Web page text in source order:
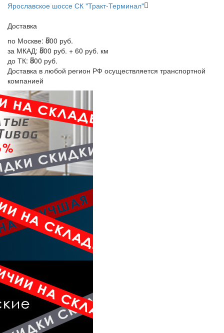
Ярославское шоссе СК "Тракт-Терминал"
Доставка
по Москве: 800 руб.
за МКАД: 800 руб. + 60 руб. км
до ТК: 800 руб.
Доставка в любой регион РФ осуществляется транспортной
компанией